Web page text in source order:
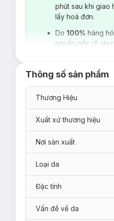
Hãng mỹ phẩm
1968, được sáng lập bởi
vị trí cao trong ngành. Sản
Son Màu Có Dưỡng
06 Cheer Pop
phút sau khi giao
lấy hoá đơn.
Do 100% hàng
nguồn gốc rõ ràng.
Thông số sản phẩm
Thương Hiệu
Xuất xứ thương hiệu
Nơi sản xuất
Loại da
Đặc tính
Vấn đề về da